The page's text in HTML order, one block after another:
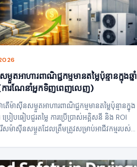
ងួតអាហារពាណិជ្ជកម្មមានតម្លៃប៉ុន្មានក្នុងឆ្នាំ
ារណែនាំអ្នកទិញពេញលេញ)
ើម៉ាស៊ីនសម្ងួតអាហារពាណិជ្ជកម្មមានតម្លៃប៉ុន្មានក្នុង
ប្រៀបធៀបជួរតម្លៃ ការប្រើប្រាស់អគ្គិសនី និង ROI
ើសម៉ាស៊ីនសម្ងួតដែលត្រឹមត្រូវសម្រាប់អាជីវកម្មរបស់